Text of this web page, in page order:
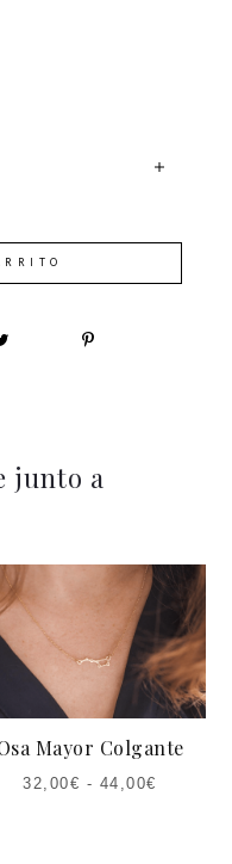
junto a
Mayor Colgante
32,00€ - 44,00€